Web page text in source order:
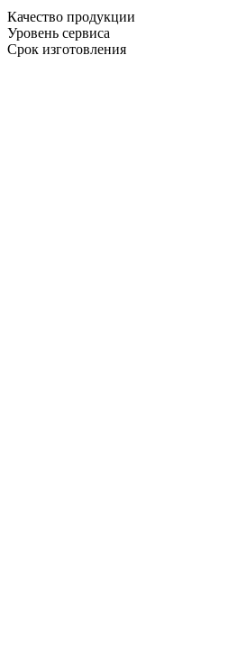
Качество продукции
Уровень сервиса
Срок изготовления